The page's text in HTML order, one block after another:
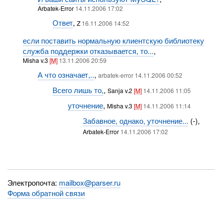
Arbatek-Error 14.11.2006 17:02
Ответ,Z 16.11.2006 14:52
если поставить нормальную клиентскую библиотеку
служба поддержки отказывается, то...,
Misha v.3 [M] 13.11.2006 20:59
А что означает,.., arbatek-error 14.11.2006 00:52
Всего лишь то,,Sanja v.2[M] 14.11.2006 11:05
уточнение, Misha v.3 [M] 14.11.2006 11:14
Забавное, однако, уточнение... (-),
Arbatek-Error 14.11.2006 17:02
Электропочта: mailbox@parser.ru
Форма обратной связи